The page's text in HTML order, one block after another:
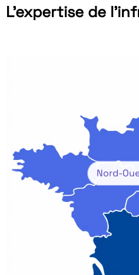
L’expertise de
Nord-